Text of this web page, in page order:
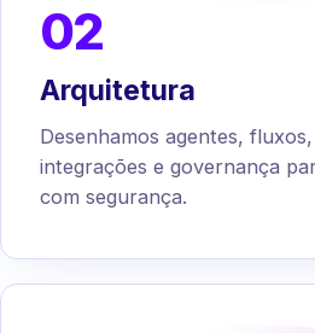
02
Arquitetura
Desenhamos agentes, fluxos,
integrações e governança
com segurança.